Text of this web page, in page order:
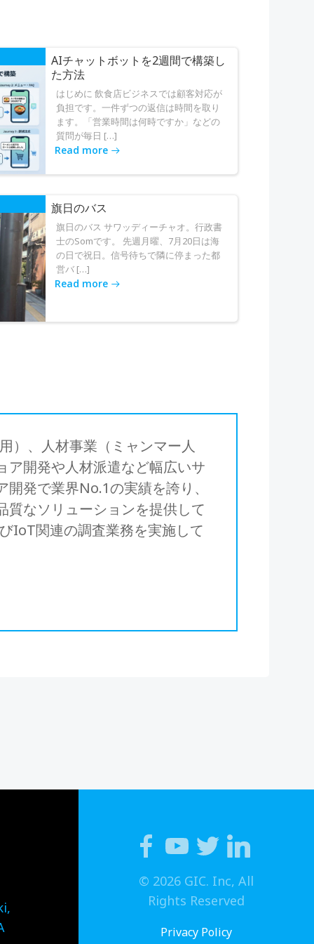
AIチャットボットを2週間で構築し
た方法
はじめに 飲食店ビジネスでは顧客対応が
負担です。一件ずつの返信は時間を取り
ます。「営業時間は何時ですか」などの
質問が毎日 […]
Read more
旗日のバス
旗日のバス サワッディーチャオ。行政書
士のSomです。 先週月曜、7月20日は海
の日で祝日。信号待ちで隣に停まった都
営バ […]
Read more
）、人材事業（ミャンマー人
ア開発や人材派遣など幅広いサ
発で業界No.1の実績を誇り、
質なソリューションを提供して
IoT関連の調査業務を実施して
© 2026 GIC. Inc, All
Rights Reserved
Privacy Policy